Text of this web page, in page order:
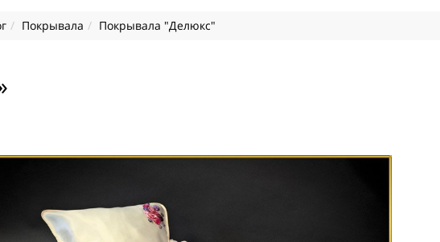
Покрывала Покрывала "Делюкс"